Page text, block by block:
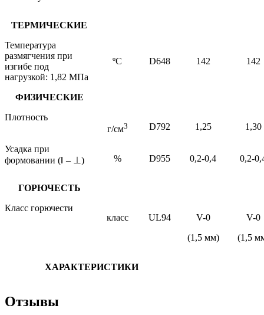
ТЕРМИЧЕСКИЕ
Температура
размягчения при
изгибе под
нагрузкой: 1,82 МПа
ºС D648 142 142
ФИЗИЧЕСКИЕ
Плотность
г/см3 D792 1 ,25 1,30
Усадка при
формовании (‖ – ⊥ ) % D955 0,2-0,4 0,2-
ГОРЮЧЕСТЬ
Класс горючести
класс
UL94
V-0
(1,5 мм)
V-0
(1,5
ХАРАКТЕРИСТИКИ
Отзывы